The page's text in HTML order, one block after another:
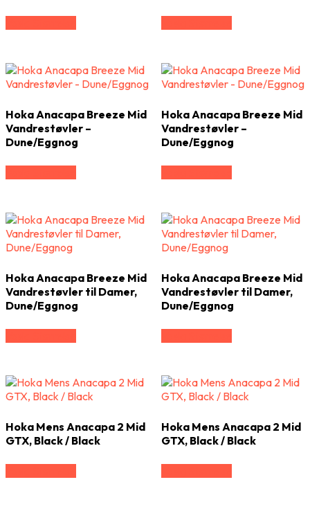
Hoka Anacapa Breeze Mid
Vandrestøvler –
Dune/Eggnog
Hoka Anacapa Breeze Mid
Vandrestøvler –
Dune/Eggnog
Hoka Anacapa Breeze Mid
Vandrestøvler til Damer,
Dune/Eggnog
Hoka Anacapa Breeze Mid
Vandrestøvler til Damer,
Dune/Eggnog
Hoka Mens Anacapa 2 Mid
GTX, Black / Black
Hoka Mens Anacapa 2 Mid
GTX, Black / Black